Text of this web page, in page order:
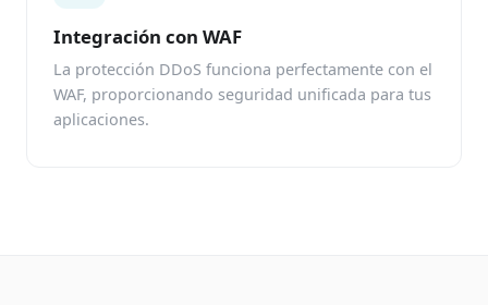
Integración con WAF
La protección DDoS funciona perfectamente con el
WAF, proporcionando seguridad unificada para tus
aplicaciones.